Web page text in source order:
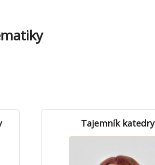
Tajemník katedry